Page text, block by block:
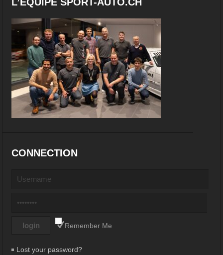
CONNECTION
Remember Me
Lost your password?